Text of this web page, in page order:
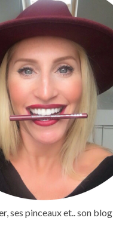
ses pinceaux et.. son blog